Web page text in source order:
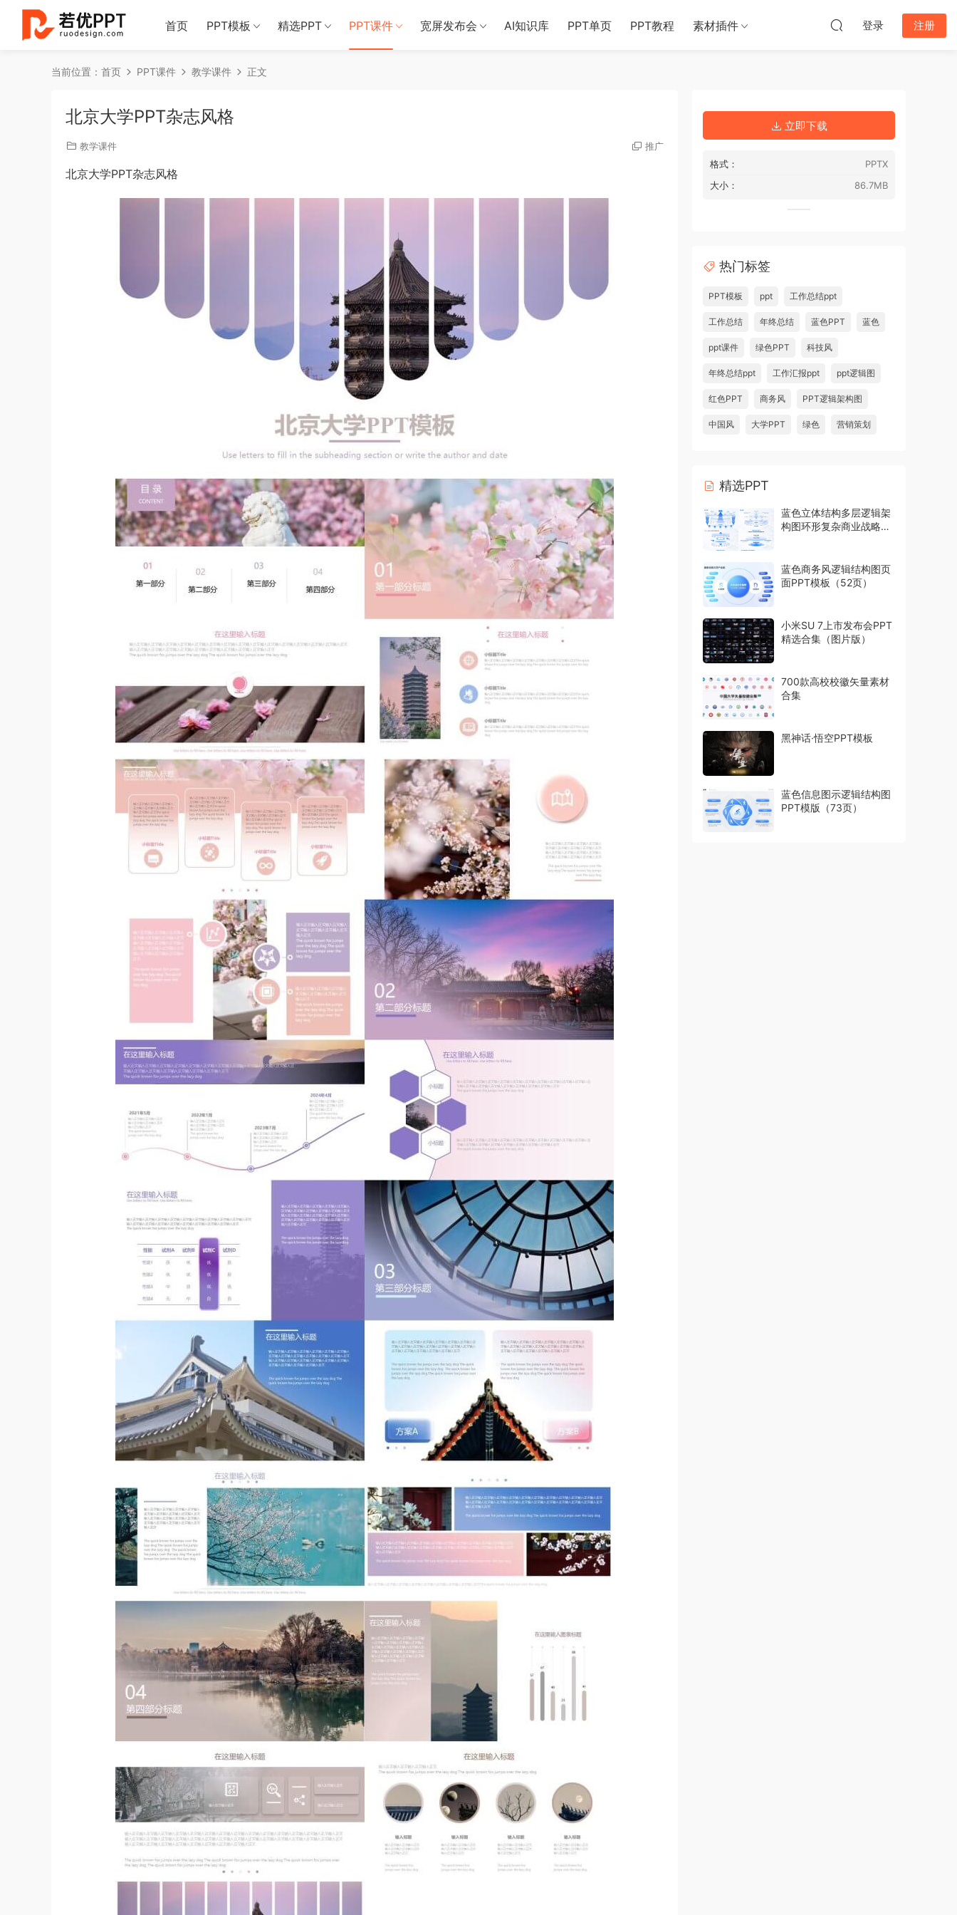
首页 PPT模板 精选PPT PPT课件 宽屏发布会 AI知识库 PPT单页 PPT教程 素材插件 登录 注册
当前位置： 首页 PPT课件 教学课件 正文
北京大学PPT杂志风格
教学课件 推广
北京大学PPT杂志风格
立即下载
格式：
PPTX
大小：
86.7MB
热门标签
PPT模板 ppt 工作总结ppt
工作总结 年终总结 蓝色PPT 蓝色
ppt课件 绿色PPT 科技风
年终总结ppt 工作汇报ppt ppt逻辑图
红色PPT 商务风 PPT逻辑架构图
中国风 大学PPT 绿色 营销策划
精选PPT
蓝色立体结构多层逻辑架
构图环形复杂商业战略模
蓝色商务风逻辑结构图页
面PPT模板（52页）
小米SU 7上市发布会PPT
精选合集（图片版）
700款高校校徽矢量素材
合集
黑神话·悟空PPT模板
蓝色信息图示逻辑结构图
PPT模版（73页）